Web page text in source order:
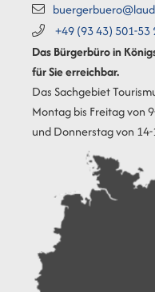
+49 (9343) 501-53
Das Bürgerbüro in
für Sie erreichbar.
Das Sachgebiet
Montag bis Freitag von
und Donnerstag von 14-